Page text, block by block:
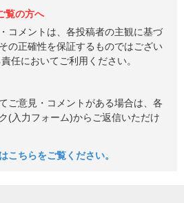
覧の方へ
コメントは、各投稿者の主観に基づ
の正確性を保証するものではござい
任においてご利用ください。
ご意見・コメントがある場合は、各
(入力フォーム)からご返信いただけ
ちらをご覧ください。